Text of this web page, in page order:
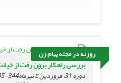
روزنه در مجله پیام زن
بررسی راهکار برون رفت از